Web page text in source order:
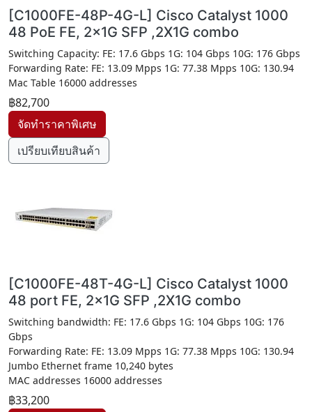
[C1000FE-48P-4G-L] Cisco Catalyst 1000
48 PoE FE, 2x1G SFP ,2X1G combo
Switching Capacity: FE: 17.6 Gbps 1G: 104 Gbps 10G: 176 Gbps
Forwarding Rate: FE: 13.09 Mpps 1G: 77.38 Mpps 10G: 130.94
Mac Table 16000 addresses
฿82,700
เปรียบเทียบสินค้า
[C1000FE-48T-4G-L] Cisco Catalyst 1000
48 port FE, 2x1G SFP ,2X1G combo
Switching bandwidth: FE: 17.6 Gbps 1G: 104 Gbps 10G: 176
Gbps
Forwarding Rate: FE: 13.09 Mpps 1G: 77.38 Mpps 10G: 130.94
Jumbo Ethernet frame 10,240 bytes
MAC addresses 16000 addresses
฿33,200